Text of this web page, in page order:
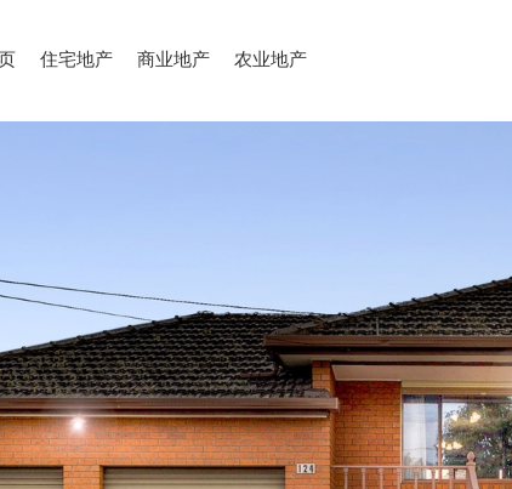
住宅地产 商业地产 农业地产